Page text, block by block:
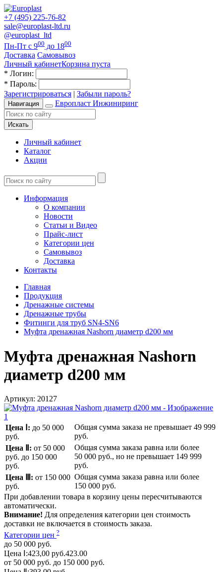
+7 (495) 225-76-82
sale@europlast-ltd.ru
@europlast_ltd
Пн-Пт с 900 до 1800
Доставка Самовывоз
Личный кабинетКорзина пуста
* Логин:
* Пароль:
Зарегистрироваться | Забыли пароль?
Навигация Европласт Инжиниринг
Искать
Личный кабинет
Каталог
Акции
Информация
О компании
Новости
Статьи и Видео
Прайс-лист
Категории цен
Самовывоз
Доставка
Контакты
Главная
Продукция
Дренажные системы
Дренажные трубы
Фитинги для труб SN4-SN6
Муфта дренажная Nashorn диаметр d200 мм
Муфта дренажная Nashorn
диаметр d200 мм
Артикул: 20127
Цена Ⅰ: до 50 000
руб.
Общая сумма заказа не превышает 49 999
руб.
Цена Ⅱ: от 50 000
руб. до 150 000
руб.
Общая сумма заказа равна или более
50 000 руб., но не превышает 149 999
руб.
Цена Ⅲ: от 150 000
руб.
Общая сумма заказа равна или более
150 000 руб.
При добавлении товара в корзину цены пересчитываются
автоматически.
Внимание! Для определения категории цен стоимость
доставки не включается в стоимость заказа.
Категории цен ?
до 50 000 руб.
Цена Ⅰ:423,00 руб.423.00
от 50 000 руб. до 150 000 руб.